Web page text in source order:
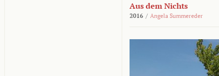
Aus dem Nichts
2016 / Angela Summereder